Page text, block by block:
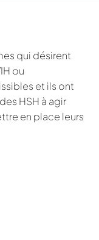
qui désirent
ou
et ils ont
HSH à agir
en place leurs